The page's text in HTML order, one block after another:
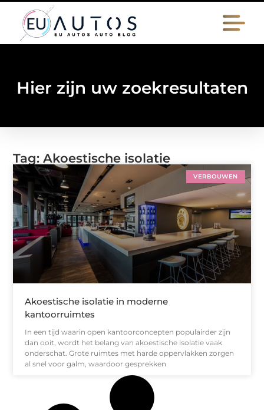
Hier zijn uw zoekresultaten
Tag: Akoestische isolatie
VERBOUWEN
Akoestische isolatie in moderne
kantoorruimtes
In een tijd waarin open kantoorconcepten populairder zijn
dan ooit, wordt het belang van akoestische isolatie vaak
onderschat. Grote ruimtes met harde oppervlakken zorgen
al snel voor galm, waardoor gesprekken